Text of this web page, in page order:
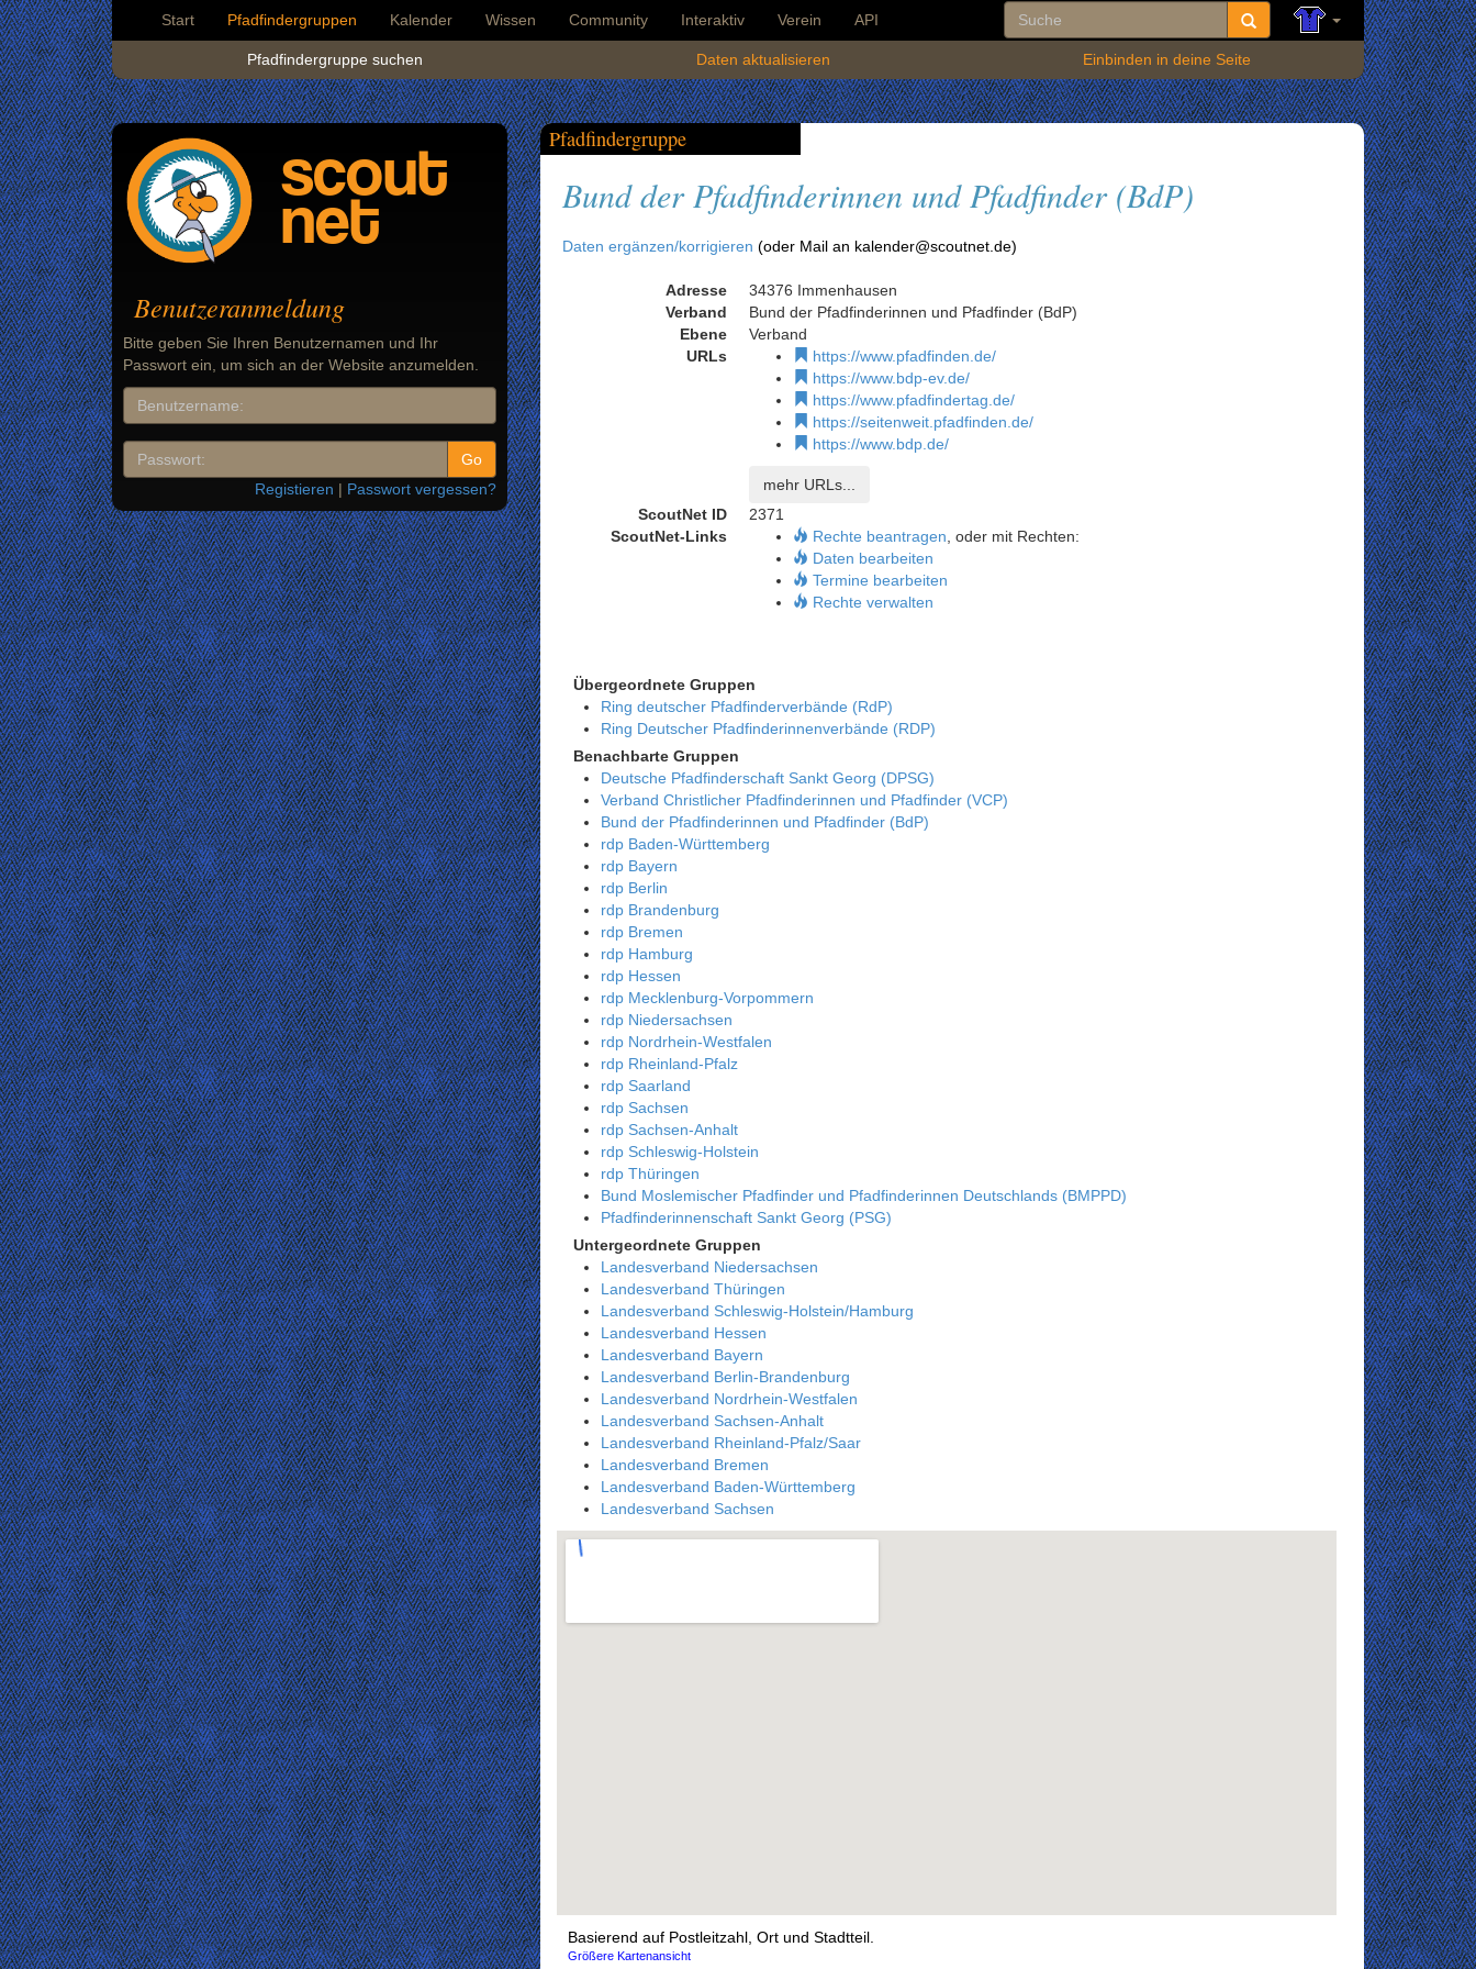
Start Pfadfindergruppen Kalender Wissen Community Interaktiv Verein API
Pfadfindergruppe suchen Daten aktualisieren Einbinden in deine Seite
scout
net
Benutzeranmeldung
Bitte geben Sie Ihren Benutzernamen und Ihr
Passwort ein, um sich an der Website anzumelden.
Registieren | Passwort vergessen?
Pfadfindergruppe
Bund der Pfadfinderinnen und Pfadfinder (BdP)
Daten ergänzen/korrigieren (oder Mail an kalender@scoutnet.de)
Adresse
34376 Immenhausen
Verband
Bund der Pfadfinderinnen und Pfadfinder (BdP)
Ebene
Verband
URLs
https://www.pfadfinden.de/
https://www.bdp-ev.de/
https://www.pfadfindertag.de/
https://seitenweit.pfadfinden.de/
https://www.bdp.de/
mehr URLs...
ScoutNet ID
2371
ScoutNet-Links
Rechte beantragen , oder mit Rechten:
Daten bearbeiten
Termine bearbeiten
Rechte verwalten
Übergeordnete Gruppen
Ring deutscher Pfadfinderverbände (RdP)
Ring Deutscher Pfadfinderinnenverbände (RDP)
Benachbarte Gruppen
Deutsche Pfadfinderschaft Sankt Georg (DPSG)
Verband Christlicher Pfadfinderinnen und Pfadfinder (VCP)
Bund der Pfadfinderinnen und Pfadfinder (BdP)
rdp Baden-Württemberg
rdp Bayern
rdp Berlin
rdp Brandenburg
rdp Bremen
rdp Hamburg
rdp Hessen
rdp Mecklenburg-Vorpommern
rdp Niedersachsen
rdp Nordrhein-Westfalen
rdp Rheinland-Pfalz
rdp Saarland
rdp Sachsen
rdp Sachsen-Anhalt
rdp Schleswig-Holstein
rdp Thüringen
Bund Moslemischer Pfadfinder und Pfadfinderinnen Deutschlands (BMPPD)
Pfadfinderinnenschaft Sankt Georg (PSG)
Untergeordnete Gruppen
Landesverband Niedersachsen
Landesverband Thüringen
Landesverband Schleswig-Holstein/Hamburg
Landesverband Hessen
Landesverband Bayern
Landesverband Berlin-Brandenburg
Landesverband Nordrhein-Westfalen
Landesverband Sachsen-Anhalt
Landesverband Rheinland-Pfalz/Saar
Landesverband Bremen
Landesverband Baden-Württemberg
Landesverband Sachsen
Basierend auf Postleitzahl, Ort und Stadtteil.
Größere Kartenansicht